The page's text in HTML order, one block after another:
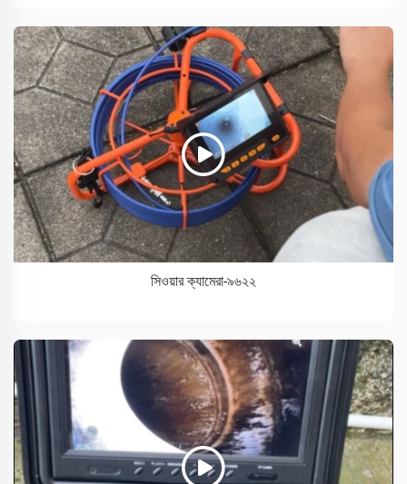
সিওয়ার ক্যামেরা-৯৬২২